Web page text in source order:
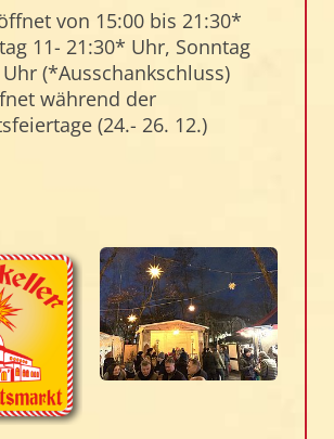
von 15:00 bis 21:30*
11- 21:30* Uhr, Sonntag
(*Ausschankschluss)
während der
(24.- 26. 12.)